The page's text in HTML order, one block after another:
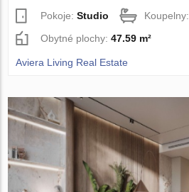
Pokoje:Studio Koupelny:
Obytné plochy:47.59 m²
Aviera Living Real Estate